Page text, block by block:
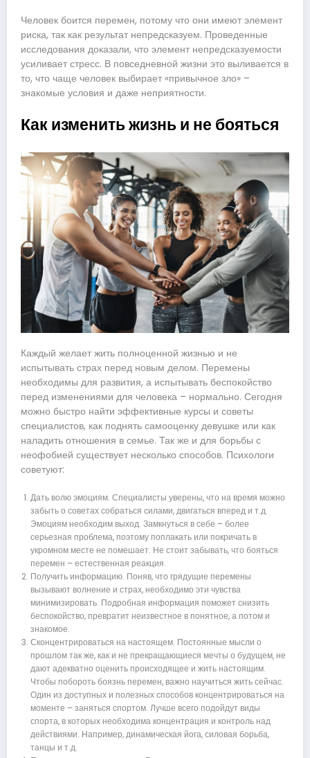
Человек боится перемен, потому что они имеют элемент
риска, так как результат непредсказуем. Проведенные
исследования доказали, что элемент непредсказуемости
усиливает стресс. В повседневной жизни это выливается в
то, что чаще человек выбирает «привычное зло» –
знакомые условия и даже неприятности.
Как изменить жизнь и не бояться
Каждый желает жить полноценной жизнью и не
испытывать страх перед новым делом. Перемены
необходимы для развития, а испытывать беспокойство
перед изменениями для человека – нормально. Сегодня
можно быстро найти эффективные курсы и советы
специалистов, как поднять самооценку девушке или как
наладить отношения в семье. Так же и для борьбы с
неофобией существует несколько способов. Психологи
советуют:
Дать волю эмоциям. Специалисты уверены, что на время можно
забыть о советах собраться силами, двигаться вперед и т.д.
Эмоциям необходим выход. Замкнуться в себе – более
серьезная проблема, поэтому поплакать или покричать в
укромном месте не помешает. Не стоит забывать, что бояться
перемен – естественная реакция.
Получить информацию. Поняв, что грядущие перемены
вызывают волнение и страх, необходимо эти чувства
минимизировать. Подробная информация поможет снизить
беспокойство, превратит неизвестное в понятное, а потом и
знакомое.
Сконцентрироваться на настоящем. Постоянные мысли о
прошлом так же, как и не прекращающиеся мечты о будущем, не
дают адекватно оценить происходящее и жить настоящим.
Чтобы побороть боязнь перемен, важно научиться жить сейчас.
Один из доступных и полезных способов концентрироваться на
моменте – заняться спортом. Лучше всего подойдут виды
спорта, в которых необходима концентрация и контроль над
действиями. Например, динамическая йога, силовая борьба,
танцы и т.д.